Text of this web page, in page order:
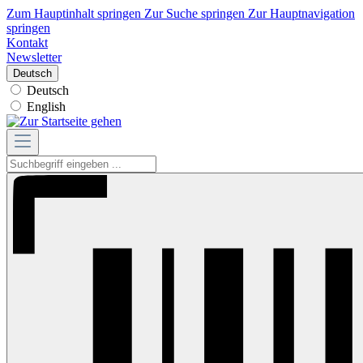
Zum Hauptinhalt springen Zur Suche springen Zur Hauptnavigation
springen
Kontakt
Newsletter
Deutsch
Deutsch
English